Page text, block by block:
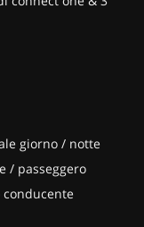
giorno / notte
/ passeggero